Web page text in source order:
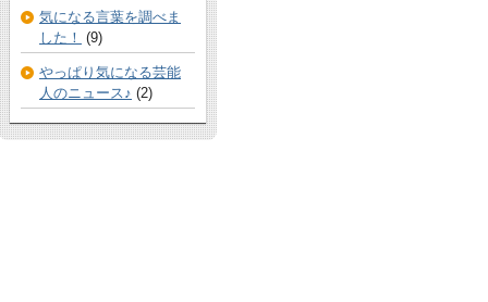
気になる言葉を調べま
した！ (9)
やっぱり気になる芸能
人のニュース♪ (2)